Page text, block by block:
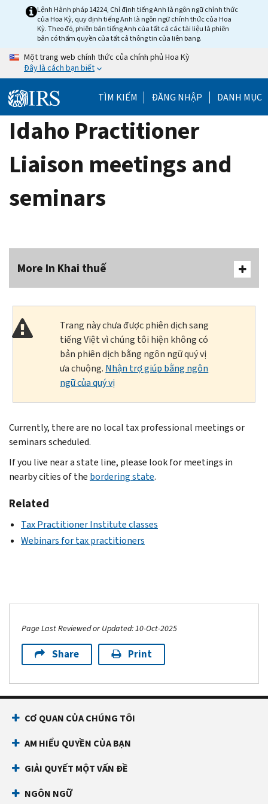
Lệnh Hành pháp 14224, Chỉ định tiếng Anh là ngôn ngữ chính thức
của Hoa Kỳ, quy định tiếng Anh là ngôn ngữ chính thức của Hoa
Kỳ. Theo đó, phiên bản tiếng Anh của tất cả các tài liệu là phiên
bản có thẩm quyền của tất cả thông tin của liên bang.
Một trang web chính thức của chính phủ Hoa Kỳ
Đây là cách bạn biết
TÌM KIẾM ĐĂNG NHẬP DANH MỤC
Idaho Practitioner
Liaison meetings and
seminars
More In Khai thuế
Trang này chưa được phiên dịch sang
tiếng Việt vì chúng tôi hiện không có
bản phiên dịch bằng ngôn ngữ quý vị
ưa chuộng. Nhận trợ giúp bằng ngôn
ngữ của quý vị
Currently, there are no local tax professional meetings or
seminars scheduled.
If you live near a state line, please look for meetings in
nearby cities of the bordering state.
Related
Tax Practitioner Institute classes
Webinars for tax practitioners
Page Last Reviewed or Updated: 10-Oct-2025
Share Print
CƠ QUAN CỦA CHÚNG TÔI
AM HIỂU QUYỀN CỦA BẠN
GIẢI QUYẾT MỘT VẤN ĐỀ
NGÔN NGỮ